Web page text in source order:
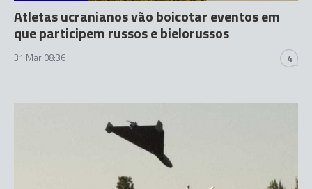
Atletas ucranianos vão boicotar eventos em
que participem russos e bielorussos
31 Mar 08:36 4